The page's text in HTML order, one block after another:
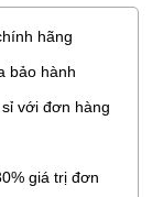
hãng
bảo hành
với đơn hàng
giá trị đơn